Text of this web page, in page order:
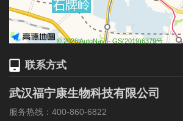
© 2026 AutoNavi- GS(2019)6379号
联系方式
武汉福宁康生物科技有限公司
服务热线：400-860-6822